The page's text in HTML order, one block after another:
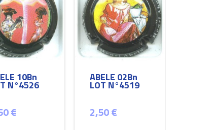
10Bn
N°4526
€
ABELE 02Bn
LOT N°4519
2,50 €